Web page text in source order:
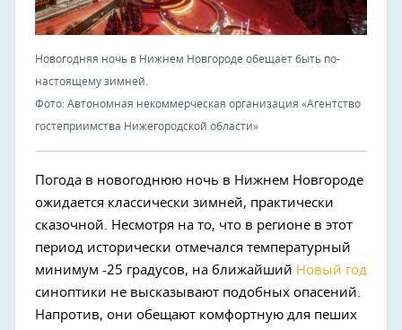
Новогодняя ночь в Нижнем Новгороде обещает быть по-
настоящему зимней.
Фото: Автономная некоммерческая организация «Агентство
гостеприимства Нижегородской области»
Погода в новогоднюю ночь в Нижнем Новгороде
ожидается классически зимней, практически
сказочной. Несмотря на то, что в регионе в этот
период исторически отмечался температурный
минимум -25 градусов, на ближайший Новый год
синоптики не высказывают подобных опасений.
Напротив, они обещают комфортную для пеших